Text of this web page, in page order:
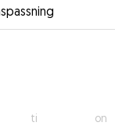
ti on